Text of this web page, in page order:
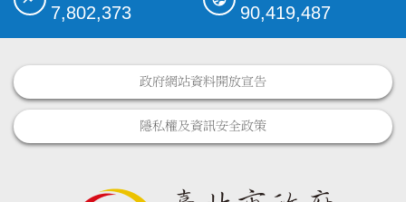
7,802,373 90,419,487
政府網站資料開放宣告
隱私權及資訊安全政策